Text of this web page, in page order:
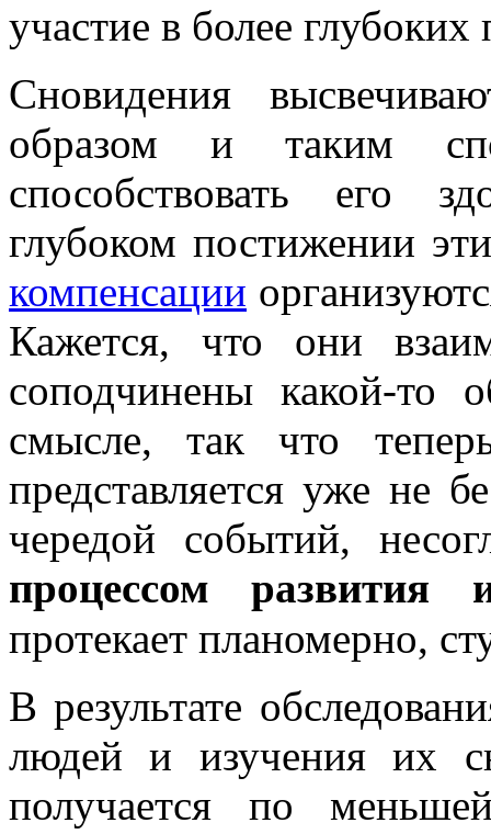
участие в более глубоких
Сновидения
образом и таким
способствовать его
глубоком постижении
компенсации
Кажется, что они
соподчинены какой-то
смысле, так что
представляется уже не
чередой событий,
процессом развития
протекает планомерно,
В результате
людей и изучения их
получается по